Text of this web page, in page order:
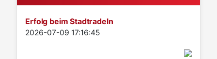
Erfolg beim Stadtradeln
Details
2026-07-09 17:16:45